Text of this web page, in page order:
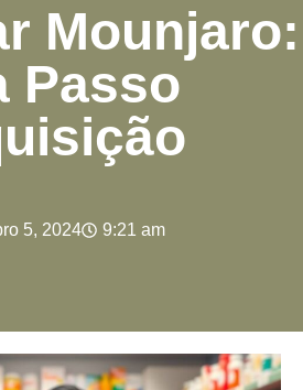
Mounjaro:
Passo
5, 2024 9:21 am